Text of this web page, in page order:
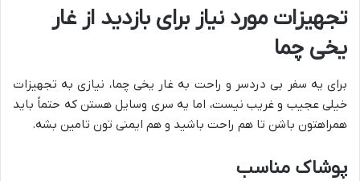
تجهیزات مورد نیاز برای بازدید از غار
یخی چما
برای یه سفر بی دردسر و راحت به غار یخی چما، نیازی به تجهیزات
خیلی عجیب و غریب نیست، اما یه سری وسایل هستن که حتماً باید
همراهتون باشن تا هم راحت باشید و هم ایمنی تون تامین بشه.
پوشاک مناسب